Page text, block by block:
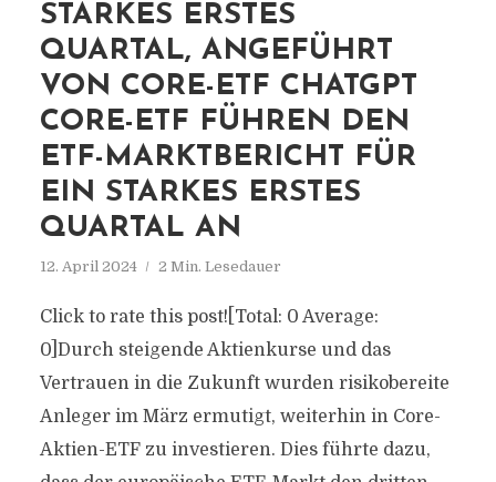
STARKES ERSTES
QUARTAL, ANGEFÜHRT
VON CORE-ETF CHATGPT
CORE-ETF FÜHREN DEN
ETF-MARKTBERICHT FÜR
EIN STARKES ERSTES
QUARTAL AN
12. April 2024 2 Min. Lesedauer
Click to rate this post![Total: 0 Average:
0]Durch steigende Aktienkurse und das
Vertrauen in die Zukunft wurden risikobereite
Anleger im März ermutigt, weiterhin in Core-
Aktien-ETF zu investieren. Dies führte dazu,